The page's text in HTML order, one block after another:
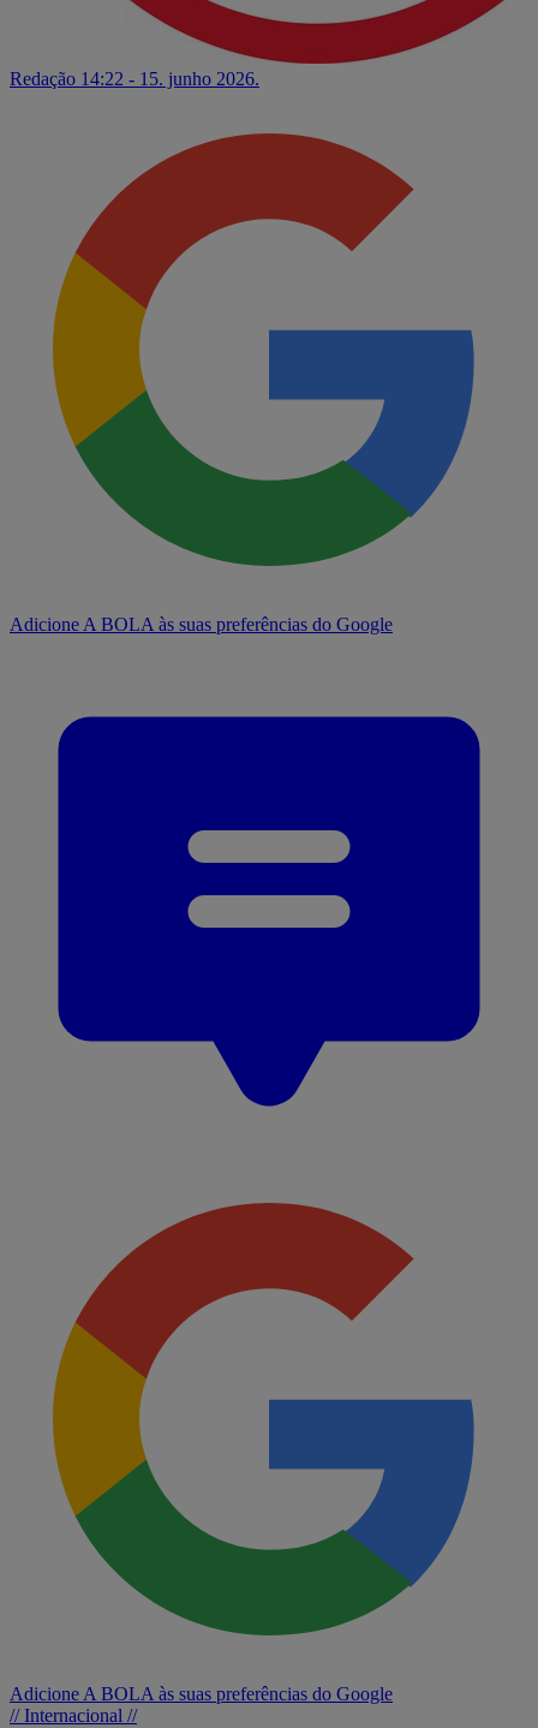
Redação 14:22 - 15. junho 2026.
Adicione A BOLA às suas preferências do Google
Adicione A BOLA às suas preferências do Google
// Internacional //